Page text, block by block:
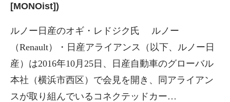
[MONOist])
ルノー日産のオギ・レドジク氏 ルノー
（Renault）・日産アライアンス（以下、ルノー日
産）は2016年10月25日、日産自動車のグローバル
本社（横浜市西区）で会見を開き、同アライアン
スが取り組んでいるコネクテッドカー…